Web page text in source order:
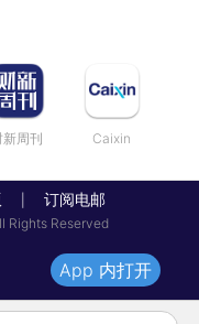
新周刊 Caixin
订阅电邮
Rights Reserved
App 内打开